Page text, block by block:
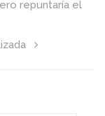
repuntaría el